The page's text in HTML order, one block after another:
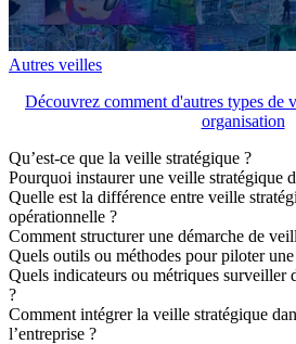
Autres veilles
Découvrez comment d'autres types de
organisation
Qu’est-ce que la veille stratégique ?
Pourquoi instaurer une veille stratégique
Quelle est la différence entre veille
opérationnelle ?
Comment structurer une démarche de
Quels outils ou méthodes pour piloter
Quels indicateurs ou métriques surveiller
?
Comment intégrer la veille stratégique
l’entreprise ?